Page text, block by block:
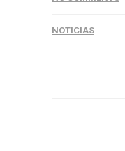
NOTICIAS